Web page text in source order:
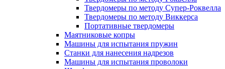
Твердомеры по методу Супер-Роквелла
Твердомеры по методу Виккерса
Портативные твердомеры
Маятниковые копры
Машины для испытания пружин
Станки для нанесения надрезов
Машины для испытания проволоки